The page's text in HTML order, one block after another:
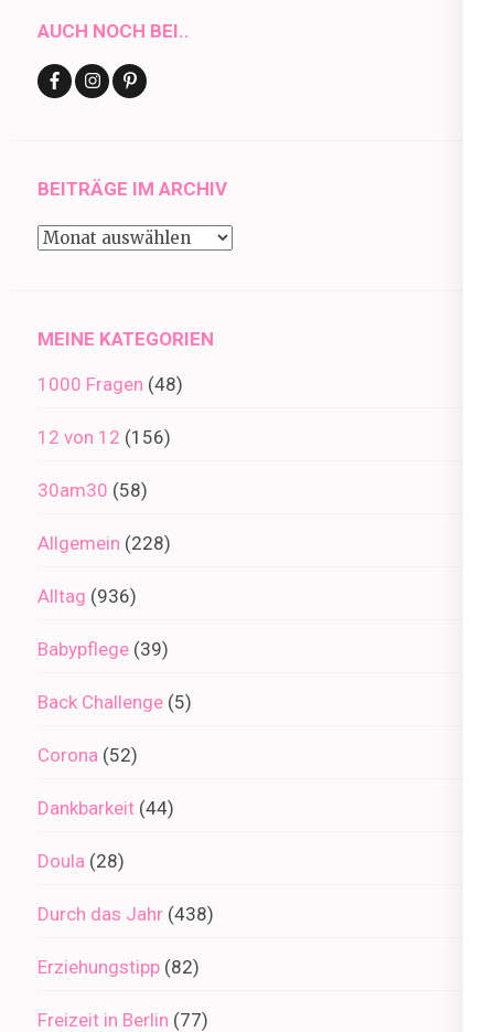
AUCH NOCH BEI..
BEITRÄGE IM ARCHIV
Beiträge
MEINE KATEGORIEN
1000 Fragen (48)
12 von 12 (156)
30am30 (58)
Allgemein (228)
Alltag (936)
Babypflege (39)
Back Challenge (5)
Corona (52)
Dankbarkeit (44)
Doula (28)
Durch das Jahr (438)
Erziehungstipp (82)
Freizeit in Berlin (77)